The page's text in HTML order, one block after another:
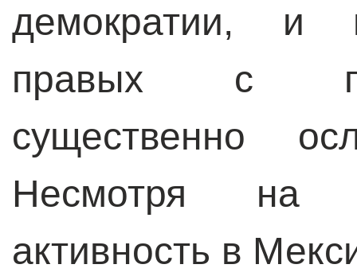
демократии, и
правых с
существенно
Несмотря на
активность в